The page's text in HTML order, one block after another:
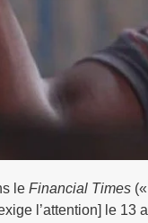
le Financial Times
l’attention] le 13